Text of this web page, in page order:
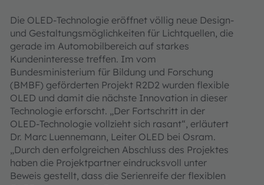
Die OLED-Technologie eröffnet völlig neue Design-
und Gestaltungsmöglichkeiten für Lichtquellen, die
gerade im Automobilbereich auf starkes
Kundeninteresse treffen. Im vom
Bundesministerium für Bildung und Forschung
(BMBF) geförderten Projekt R2D2 wurden flexible
OLED und damit die nächste Innovation in dieser
Technologie erforscht. „Der Fortschritt in der
OLED-Technologie vollzieht sich rasant“, erläutert
Dr. Marc Luennemann, Leiter OLED bei Osram.
„Durch den erfolgreichen Abschluss des Projektes
haben die Projektpartner eindrucksvoll unter
Beweis gestellt, dass die Serienreife der flexiblen